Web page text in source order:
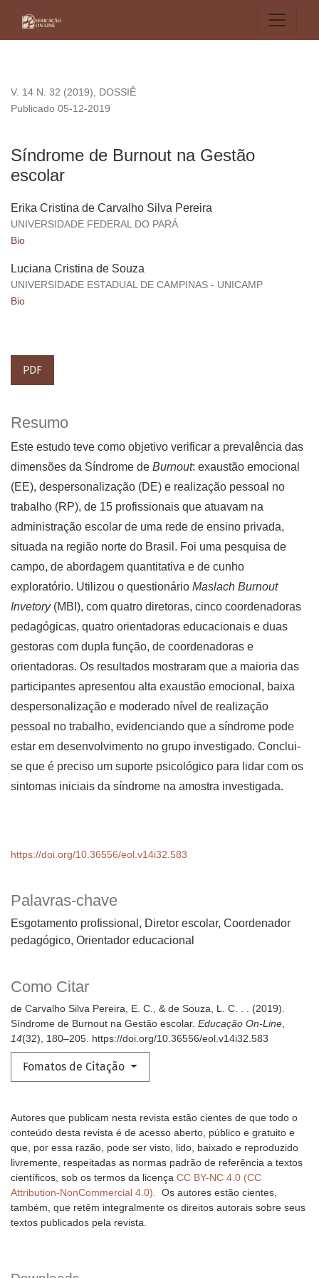
V. 14 N. 32 (2019), DOSSIÊ
Síndrome de Burnout na Gestão
escolar
Publicado 05-12-2019
Erika Cristina de Carvalho Silva Pereira
UNIVERSIDADE FEDERAL DO PARÁ
Bio
Luciana Cristina de Souza
UNIVERSIDADE ESTADUAL DE CAMPINAS - UNICAMP
Bio
PDF
Palavras-chave
Esgotamento profissional, Diretor escolar, Coordenador
pedagógico, Orientador educacional
Como Citar
de Carvalho Silva Pereira, E. C., & de Souza, L. C. . . (2019).
Síndrome de Burnout na Gestão escolar. Educação On-Line,
14(32), 180–205. https://doi.org/10.36556/eol.v14i32.583
Fomatos de Citação
Resumo
Este estudo teve como objetivo verificar a prevalência das
dimensões da Síndrome de Burnout: exaustão emocional
(EE), despersonalização (DE) e realização pessoal no
trabalho (RP), de 15 profissionais que atuavam na
administração escolar de uma rede de ensino privada,
situada na região norte do Brasil. Foi uma pesquisa de
campo, de abordagem quantitativa e de cunho
exploratório. Utilizou o questionário Maslach Burnout
Invetory(MBI), com quatro diretoras, cinco coordenadoras
pedagógicas, quatro orientadoras educacionais e duas
gestoras com dupla função, de coordenadoras e
orientadoras. Os resultados mostraram que a maioria das
participantes apresentou alta exaustão emocional, baixa
despersonalização e moderado nível de realização
pessoal no trabalho, evidenciando que a síndrome pode
estar em desenvolvimento no grupo investigado. Conclui-
se que é preciso um suporte psicológico para lidar com os
sintomas iniciais da síndrome na amostra investigada.
https://doi.org/10.36556/eol.v14i32.583
Autores que publicam nesta revista estão cientes de que todo o
conteúdo desta revista é de acesso aberto, público e gratuito e
que, por essa razão, pode ser visto, lido, baixado e reproduzido
livremente, respeitadas as normas padrão de referência a textos
científicos, sob os termos da licença CC BY-NC 4.0 (CC
Attribution-NonCommercial 4.0). Os autores estão cientes,
também, que retêm integralmente os direitos autorais sobre seus
textos publicados pela revista.